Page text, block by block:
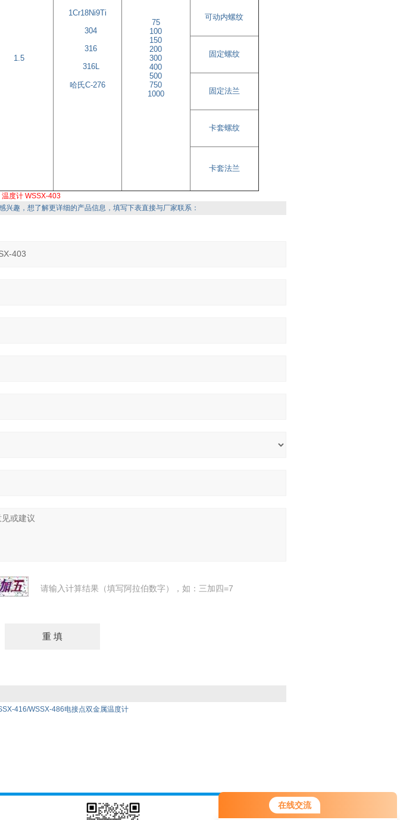
在线交流
1.5
1Cr18Ni9Ti
304
316
316L
哈氏C-276
75
100
150
200
300
400
500
750
1000
可动内螺纹
固定螺纹
固定法兰
卡套螺纹
卡套法兰
温度计 WSSX-403
兴趣，想了解更详细的产品信息，填写下表直接与厂家联系：
请输入计算结果（填写阿拉伯数字），如：三加四=7
416/WSSX-486电接点双金属温度计